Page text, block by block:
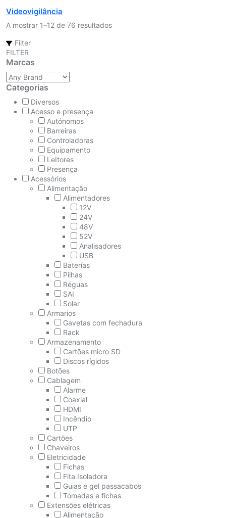
Videovigilância
A mostrar 1–12 de 76 resultados
Filter
FILTER
Marcas
Categorias
Diversos
Acesso e presença
Autónomos
Barreiras
Controladoras
Equipamento
LeItores
Presença
Acessórios
Alimentação
Alimentadores
12V
24V
48V
52V
Analisadores
USB
Baterías
Pilhas
Réguas
SAI
Solar
Armarios
Gavetas com fechadura
Rack
Armazenamento
Cartões micro SD
Discos rígidos
Botões
Cablagem
Alarme
Coaxial
HDMI
Incêndio
UTP
Cartões
Chaveiros
Eletricidade
Fichas
Fita Isoladora
Guias e gel passacabos
Tomadas e fichas
Extensões elétricas
Alimentação